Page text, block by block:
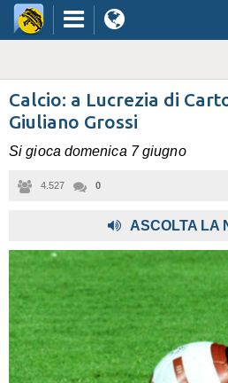
Calcio: a Lucrezia di
Giuliano Grossi
Si gioca domenica 7 giugno
4.527 0
ASCOLTA LA